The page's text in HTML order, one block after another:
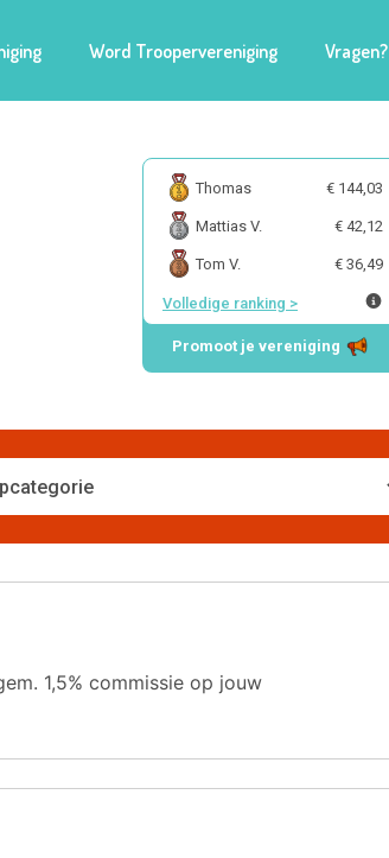
Word Troopervereniging Vragen?
Thomas € 144,03
Mattias V. € 42,12
Tom V. € 36,49
Volledige ranking >
Promoot je vereniging
1,5% commissie op jouw